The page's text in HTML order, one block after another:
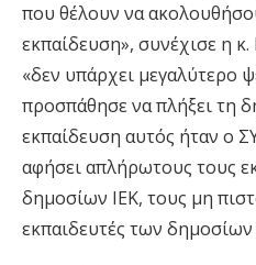
που θέλουν να
εκπαίδευση», συνέχισε η
«δεν υπάρχει μεγαλύτερο
προσπάθησε να πλήξει τη
εκπαίδευση αυτός ήταν ο
αφήσει απλήρωτους τους
δημοσίων ΙΕΚ, τους μη
εκπαιδευτές των δημοσίων